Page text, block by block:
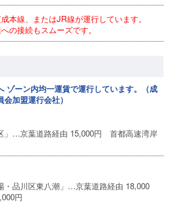
本線、またはJR線が運行しています。
の接続もスムーズです。
ゾーン内均一運賃で運行しています。（成
加盟運行会社）
」…京葉道路経由 15,000円 首都高速湾岸
・品川区東八潮」…京葉道路経由 18,000
円